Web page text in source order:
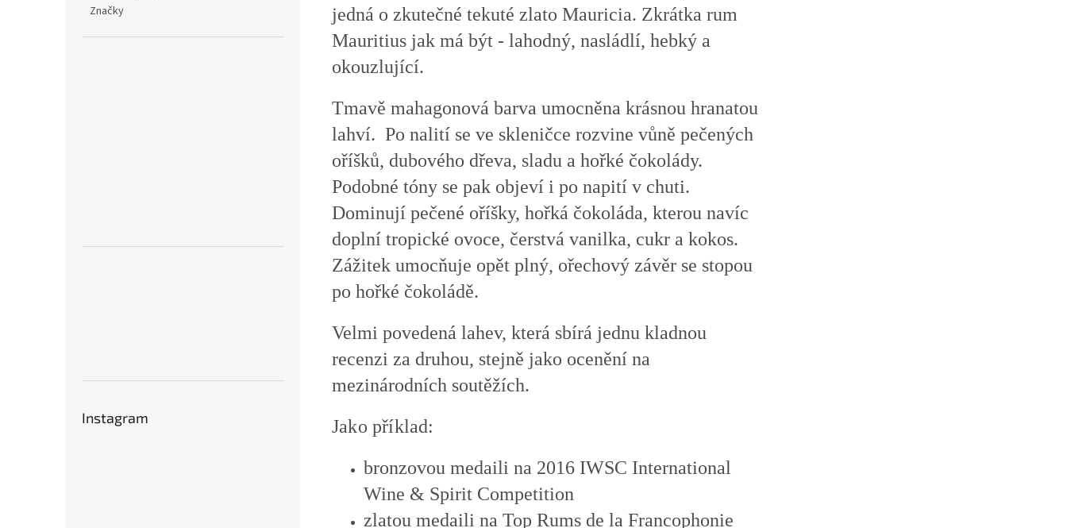
Značky
Instagram
jedná o zkutečné tekuté zlato Mauricia. Zkrátka rum
Mauritius jak má být - lahodný, nasládlí, hebký a
okouzlující.
Tmavě mahagonová barva umocněna krásnou hranatou
lahví. Po nalití se ve skleničce rozvine vůně pečených
oříšků, dubového dřeva, sladu a hořké čokolády.
Podobné tóny se pak objeví i po napití v chuti.
Dominují pečené oříšky, hořká čokoláda, kterou navíc
doplní tropické ovoce, čerstvá vanilka, cukr a kokos.
Zážitek umocňuje opět plný, ořechový závěr se stopou
po hořké čokoládě.
Velmi povedená lahev, která sbírá jednu kladnou
recenzi za druhou, stejně jako ocenění na
mezinárodních soutěžích.
Jako příklad:
bronzovou medaili na 2016 IWSC International
Wine & Spirit Competition
zlatou medaili na Top Rums de la Francophonie